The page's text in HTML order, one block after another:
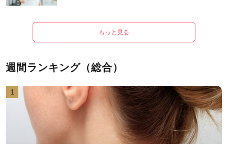
もっと見る
週間ランキング（総合）
1